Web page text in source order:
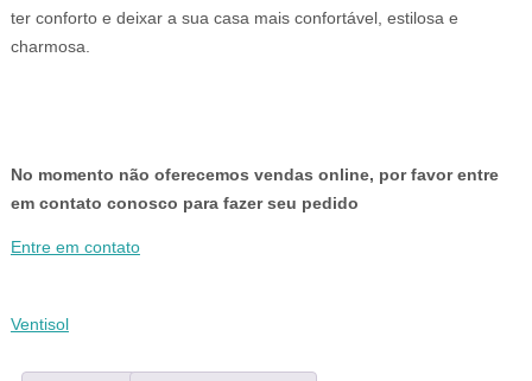
ter conforto e deixar a sua casa mais confortável, estilosa e
charmosa.
No momento não oferecemos vendas online, por favor entre
em contato conosco para fazer seu pedido
Entre em contato
Ventisol